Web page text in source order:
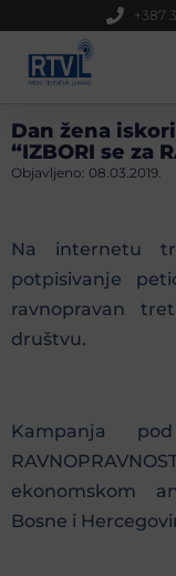
+387
Dan žena
“IZBORI se za
Objavljeno: 08.03.2019.
Na internetu
potpisivanje
ravnopravan
društvu.
Kampanja
ekonomskom
Bosne i